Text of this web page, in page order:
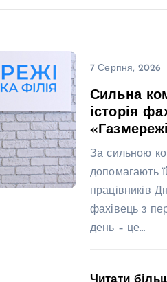
7 Серпня, 2026
Сильна
історія
За сильною
допомагають
працівників
фахівець з
день – це…
Читати